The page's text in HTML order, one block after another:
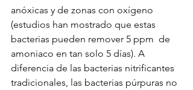
anóxicas y de zonas con oxígeno
(estudios han mostrado que estas
bacterias pueden remover 5 ppm  de
amoniaco en tan solo 5 días). A
diferencia de las bacterias nitrificantes
tradicionales, las bacterias púrpuras no